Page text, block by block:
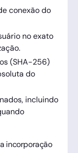
conexão do
no exato
(SHA-256)
do
incluindo
incorporação